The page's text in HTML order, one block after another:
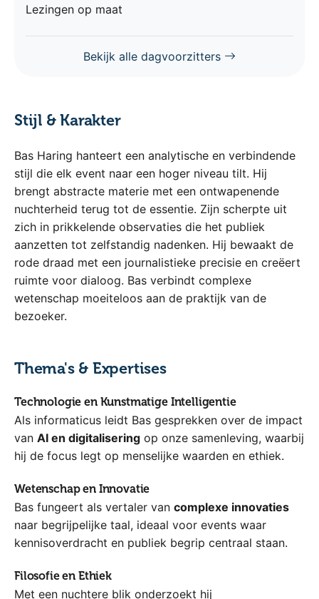
Lezingen op maat
Bekijk alle dagvoorzitters
Stijl & Karakter
Bas Haring hanteert een analytische en verbindende
stijl die elk event naar een hoger niveau tilt. Hij
brengt abstracte materie met een ontwapenende
nuchterheid terug tot de essentie. Zijn scherpte uit
zich in prikkelende observaties die het publiek
aanzetten tot zelfstandig nadenken. Hij bewaakt de
rode draad met een journalistieke precisie en creëert
ruimte voor dialoog. Bas verbindt complexe
wetenschap moeiteloos aan de praktijk van de
bezoeker.
Thema's & Expertises
Technologie en Kunstmatige Intelligentie
Als informaticus leidt Bas gesprekken over de impact
van AI en digitalisering op onze samenleving, waarbij
hij de focus legt op menselijke waarden en ethiek.
Wetenschap en Innovatie
Bas fungeert als vertaler van complexe innovaties
naar begrijpelijke taal, ideaal voor events waar
kennisoverdracht en publiek begrip centraal staan.
Filosofie en Ethiek
Met een nuchtere blik onderzoekt hij